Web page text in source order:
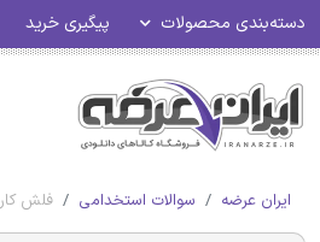
دسته‌بندی محصولات پیگیری خرید
ایران عرضه سوالات استخدامی فلش